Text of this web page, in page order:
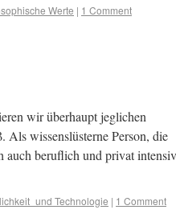
Werte | 1 Comment
wir überhaupt jeglichen
Als wissenslüsterne Person, die
auch beruflich und privat intensiv
Technologie | 1 Comment